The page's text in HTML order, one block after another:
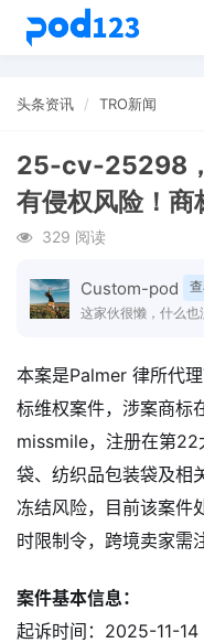
头条资讯 TRO新闻
25-cv-25298
有侵权风险！商
329 阅读
Custom-pod
这家伙很懒，什么也
本案是Palmer 律所代
标维权案件，涉案商标
missmile，注册在第22
袋、纺织品包装袋及相
冻结风险，目前该案件
时限制令，跨境卖家需
案件基本信息：
起诉时间：2025-11-14